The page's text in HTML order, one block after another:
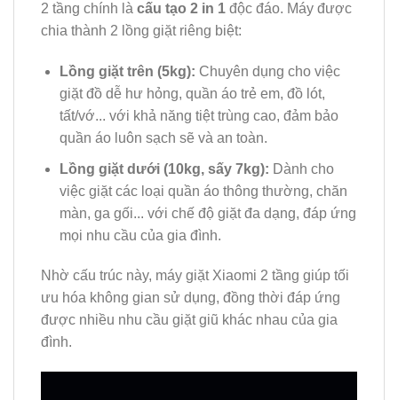
2 tầng chính là cấu tạo 2 in 1 độc đáo. Máy được
chia thành 2 lồng giặt riêng biệt:
Lồng giặt trên (5kg): Chuyên dụng cho việc
giặt đồ dễ hư hỏng, quần áo trẻ em, đồ lót,
tất/vớ... với khả năng tiệt trùng cao, đảm bảo
quần áo luôn sạch sẽ và an toàn.
Lồng giặt dưới (10kg, sấy 7kg): Dành cho
việc giặt các loại quần áo thông thường, chăn
màn, ga gối... với chế độ giặt đa dạng, đáp ứng
mọi nhu cầu của gia đình.
Nhờ cấu trúc này, máy giặt Xiaomi 2 tầng giúp tối
ưu hóa không gian sử dụng, đồng thời đáp ứng
được nhiều nhu cầu giặt giũ khác nhau của gia
đình.